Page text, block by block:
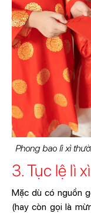
Phong bao lì xì
3. Tục lệ lì
Mặc dù có nguồn
(hay còn gọi là